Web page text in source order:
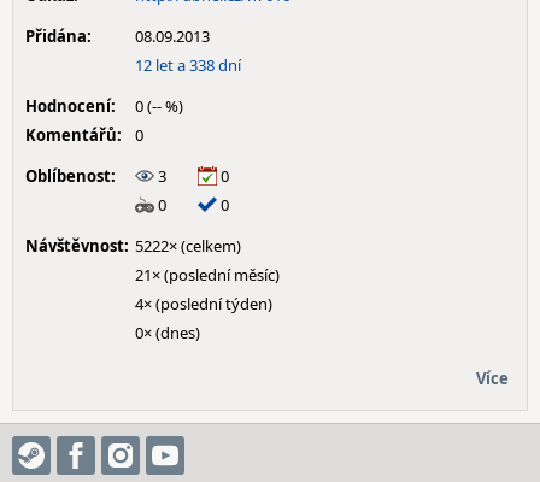
Přidána:
08.09.2013
12 let a 338 dní
Hodnocení:
0 (-- %)
Komentářů:
0
Oblíbenost:
3
0
0
0
Návštěvnost: 5222× (celkem)
21× (poslední měsíc)
4× (poslední týden)
0× (dnes)
Více